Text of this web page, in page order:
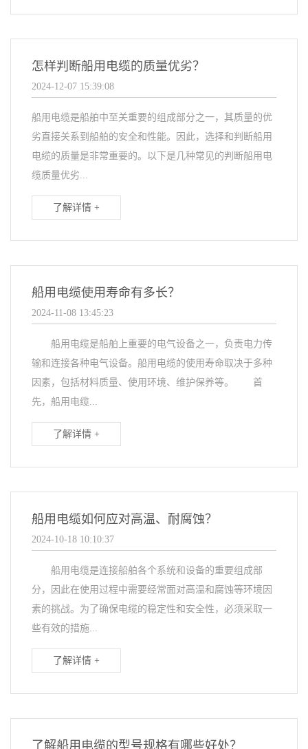
怎样判断船用电缆的质量优劣？
2024-12-07 15:39:08
船用电缆是船舶中至关重要的组成部分之一，其质量的优
劣直接关系到船舶的安全和性能。因此，选择和判断船用
电缆的质量是非常重要的。以下是几种常见的判断船用电
缆质量优劣...
了解详情 +
船用电缆使用寿命有多长？
2024-11-08 13:45:23
船用电缆是船舶上重要的电气设备之一，负责电力传
输和连接各种电气设备。船用电缆的使用寿命取决于多种
因素，包括材料质量、使用环境、维护保养等。 首
先，船用电缆...
了解详情 +
船用电缆如何应对高温、耐腐蚀？
2024-10-18 10:10:37
船用电缆是连接船舶各个系统和设备的重要组成部
分，因此在使用过程中需要经常面对高温和腐蚀等环境因
素的挑战。为了确保电缆的稳定性和安全性，必须采取一
些有效的措施...
了解详情 +
了解船用电缆的型号规格有哪些好处？